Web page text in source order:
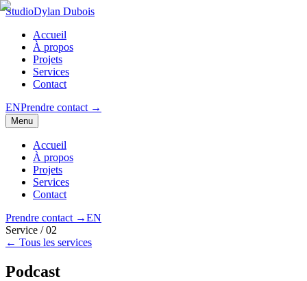
StudioDylan Dubois
Accueil
À propos
Projets
Services
Contact
ENPrendre contact →
Menu
Accueil
À propos
Projets
Services
Contact
Prendre contact →EN
Service /02
← Tous les services
Podcast